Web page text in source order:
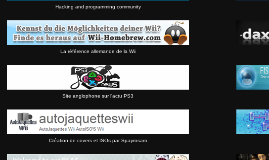
Hacking and programming community
La référence allemande de la Wii
Site anglophone sur l'actu PS3
Création de covers et ISOs par Spayrosam